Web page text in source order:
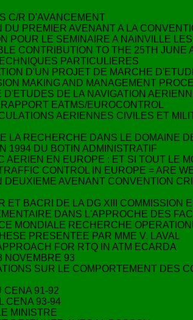
C/R D'AVANCEMENT
PREMIER AVENANT A LA
POUR LE SEMINAIRE A NAINVILLE
CONTRIBUTION TO THE 25TH JUNE
PARTICULIERES
D'UN PROJET DE MARCHE
MAKING AND MANAGEMENT
DE LA NAVIGATION
EATMS/EUROCONTROL
AERIENNES CIVILES ET
LA RECHERCHE DANS LE DOMAINE
1994 DU BOTIN ADMINISTRATIF
AERIEN EN EUROPE : ET SI TOUT LE
CONTROL IN EUROPE = ARE
AVENANT CONVENTION CRII
ET BACRI DE LA DG XIII COMMISSION
DANS L'APPROCHE DES
MONDIALE RECHERCHE
PRESENTEE PAR MME V. LAVAL
FOR RTQ IN ATM ECARDA
NOVEMBRE 93
SUR LE COMPORTEMENT DES
CENA 91-92
CENA 93-94
MINISTRE